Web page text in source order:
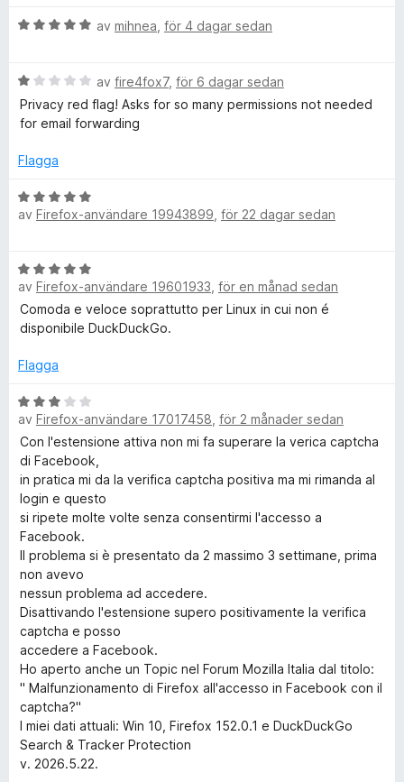
f
ö
r
u
k
D
c
k
G
o
S
e
a
r
c
5
5
B
y
g
s
t
5
a
av mihnea för 4 dagar sedan
B
e
t
g
a
t
a
v
5
av fire4fox7, för 6 dagar sedan
Privacy red flag! Asks for so many permissions not needed
for email forwarding
Flagga
B
e
g
s
a
t
5
v
5
av Firefox-användare 19943899 för 22 dagar sedan
B
e
t
y
s
t
t
5
a
v
5
av Firefox-användare 19601933 för en månad sedan
Comoda e veloce soprattutto per Linux in cui non é
disponibile DuckDuckGo.
Flagga
B
e
t
y
g
s
a
t
t
3
a
v
5
av Firefox-användare 17017458 för 2 månader sedan
Con l'estensione attiva non mi fa superare la verica captcha
di Facebook,
in pratica mi da la verifica captcha positiva ma mi rimanda al
login e questo
si ripete molte volte senza consentirmi l'accesso a
Facebook.
Il problema si è presentato da 2 massimo 3 settimane, prima
non avevo
nessun problema ad accedere.
Disattivando l'estensione supero positivamente la verifica
captcha e posso
accedere a Facebook.
Ho aperto anche un Topic nel Forum Mozilla Italia dal titolo:
" Malfunzionamento di Firefox all'accesso in Facebook con il
captcha?"
I miei dati attuali: Win 10, Firefox 152.0.1 e DuckDuckGo
Search & Tracker Protection
v. 2026.5.22.